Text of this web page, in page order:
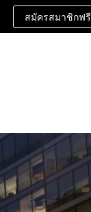
สมัครสมาชิกฟรี